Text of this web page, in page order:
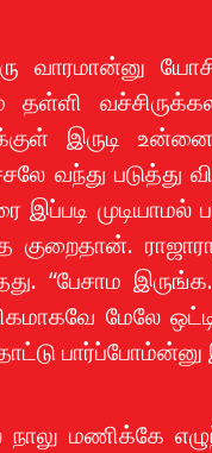
வாரமான்னு
இருடி
வந்து படுத்து
இப்படி
குறைதான்.
“பேசாம
மேலே
பார்ப்போம்ன்னு
மணிக்கே